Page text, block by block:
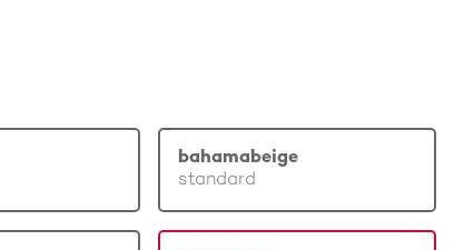
bahamabeige
standard